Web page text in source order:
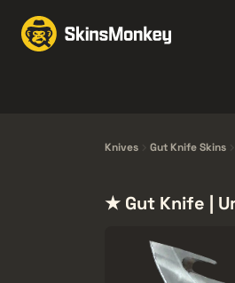
Knives Gut Knife Skins
★ Gut Knife |